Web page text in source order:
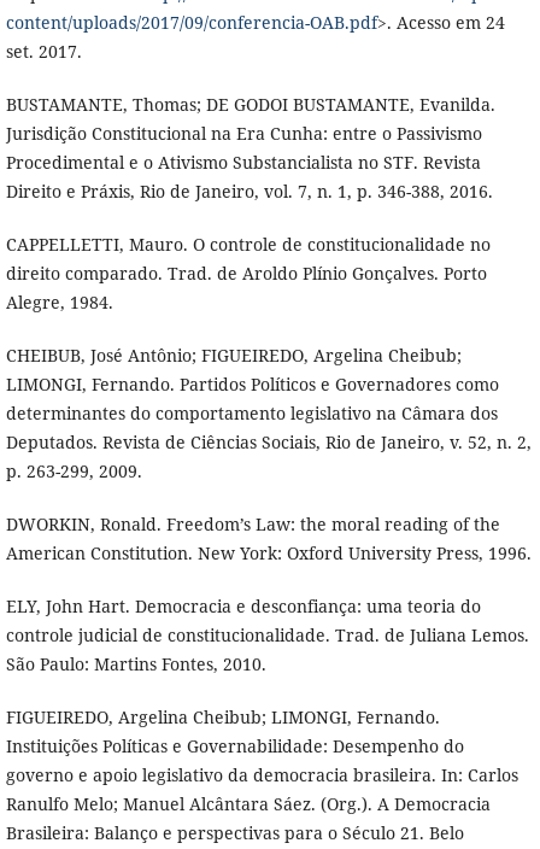
content/uploads/2017/09/conferencia-OAB.pdf>. Acesso em 24
set. 2017.
BUSTAMANTE, Thomas; DE GODOI BUSTAMANTE, Evanilda.
Jurisdição Constitucional na Era Cunha: entre o Passivismo
Procedimental e o Ativismo Substancialista no STF. Revista
Direito e Práxis, Rio de Janeiro, vol. 7, n. 1, p. 346-388, 2016.
CAPPELLETTI, Mauro. O controle de constitucionalidade no
direito comparado. Trad. de Aroldo Plínio Gonçalves. Porto
Alegre, 1984.
CHEIBUB, José Antônio; FIGUEIREDO, Argelina Cheibub;
LIMONGI, Fernando. Partidos Políticos e Governadores como
determinantes do comportamento legislativo na Câmara dos
Deputados. Revista de Ciências Sociais, Rio de Janeiro, v. 52, n. 2,
p. 263-299, 2009.
DWORKIN, Ronald. Freedom’s Law: the moral reading of the
American Constitution. New York: Oxford University Press, 1996.
ELY, John Hart. Democracia e desconfiança: uma teoria do
controle judicial de constitucionalidade. Trad. de Juliana Lemos.
São Paulo: Martins Fontes, 2010.
FIGUEIREDO, Argelina Cheibub; LIMONGI, Fernando.
Instituições Políticas e Governabilidade: Desempenho do
governo e apoio legislativo da democracia brasileira. In: Carlos
Ranulfo Melo; Manuel Alcântara Sáez. (Org.). A Democracia
Brasileira: Balanço e perspectivas para o Século 21. Belo